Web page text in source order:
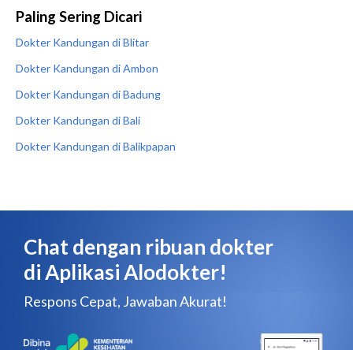
Paling Sering Dicari
Dokter Kandungan di Blitar
Dokter Kandungan di Ambon
Dokter Kandungan di Badung
Dokter Kandungan di Bali
Dokter Kandungan di Balikpapan